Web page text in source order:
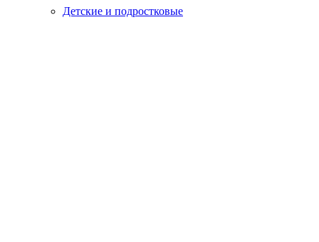
Детские и подростковые